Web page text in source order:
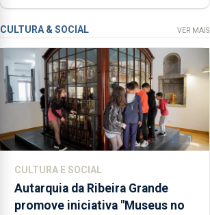
promoção
de
competências
pessoais,
emocionais
e sociais
junto das
crianças
CULTURA & SOCIAL VER MAIS
CULTURA E SOCIAL
Autarquia da Ribeira Grande
promove iniciativa "Museus no